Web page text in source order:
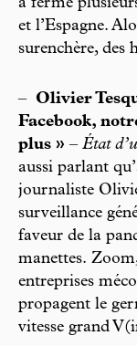
a fermé
et l’Espagne.
surenchère, des
–
Olivier
Facebook,
plus » – État
aussi parlant
journaliste
surveillance
faveur de la
manettes.
entreprises
propagent le
vitesse grand